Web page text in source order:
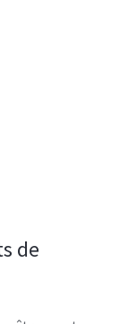
de